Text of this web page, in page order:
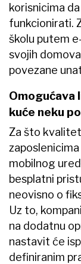
korisnicima
funkcionirati.
školu putem
svojih
povezane
Omogućava
kuće neku
Za što
mobilnog
besplatni
neovisno o
Uz to,
na dodatnu
nastavit će
definiranim